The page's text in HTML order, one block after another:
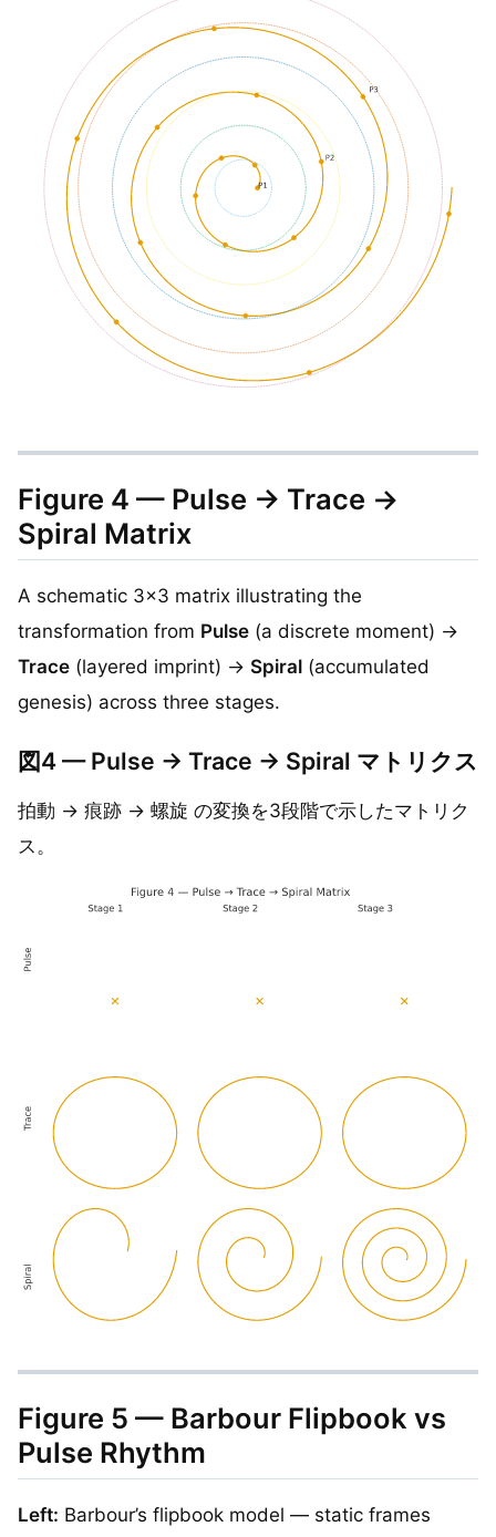
Figure 4 — Pulse → Trace →
Spiral Matrix
A schematic 3×3 matrix illustrating the
transformation from Pulse (a discrete moment) →
Trace (layered imprint) → Spiral (accumulated
genesis) across three stages.
図4 — Pulse → Trace → Spiral マトリクス
拍動 → 痕跡 → 螺旋 の変換を3段階で示したマトリク
ス。
Figure 5 — Barbour Flipbook vs
Pulse Rhythm
Left: Barbour’s flipbook model — static frames